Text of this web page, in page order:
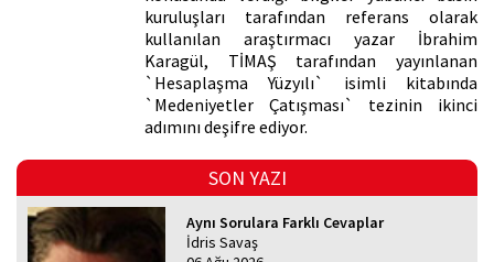
kuruluşları tarafından referans olarak
kullanılan araştırmacı yazar İbrahim
Karagül, TİMAŞ tarafından yayınlanan
`Hesaplaşma Yüzyılı` isimli kitabında
`Medeniyetler Çatışması` tezinin ikinci
adımını deşifre ediyor.
SON YAZI
Aynı Sorulara Farklı Cevaplar
İdris Savaş